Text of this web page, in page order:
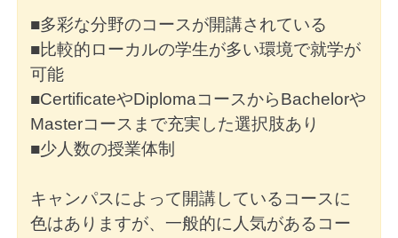
■多彩な分野のコースが開講されている
■比較的ローカルの学生が多い環境で就学が
可能
■CertificateやDiplomaコースからBachelorや
Masterコースまで充実した選択肢あり
■少人数の授業体制
キャンパスによって開講しているコースに
色はありますが、一般的に人気があるコー